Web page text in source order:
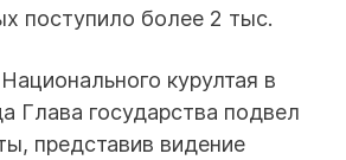
поступило более 2 тыс.
курултая в
Глава государства подвел
представив видение